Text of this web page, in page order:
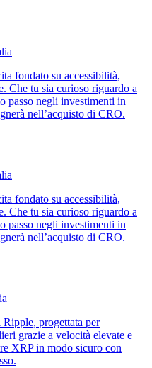
fondato su accessibilità,
Che tu sia curioso riguardo a
passo negli investimenti in
nell’acquisto di CRO.
fondato su accessibilità,
Che tu sia curioso riguardo a
passo negli investimenti in
nell’acquisto di CRO.
progettata per
grazie a velocità elevate e
XRP in modo sicuro con